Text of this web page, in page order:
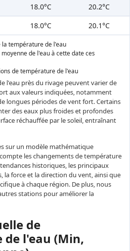
18.0°C
20.2°C
18.0°C 20.1°C
température de l'eau
de l'eau à cette date ces
de température de l'eau
l'eau près du rivage peuvent varier de
aux valeurs indiquées, notamment
longues périodes de vent fort. Certains
des eaux plus froides et profondes
réchauffée par le soleil, entraînant
sur un modèle mathématique
les changements de température
historiques, les principaux
la force et la direction du vent, ainsi que
à chaque région. De plus, nous
stations pour améliorer la
de
l'eau (Min,